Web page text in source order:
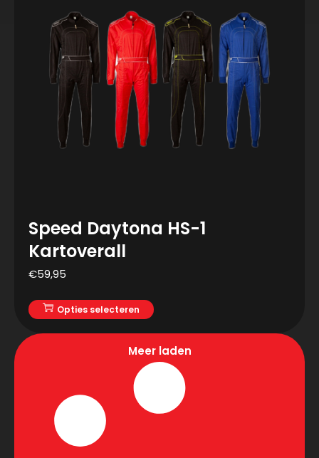
Speed Daytona HS-1
Kartoverall
€59,95
Opties selecteren
Meer laden